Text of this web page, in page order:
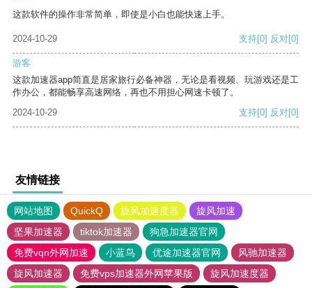
这款软件的操作非常简单，即使是小白也能快速上手。
2024-10-29 支持[0] 反对[0]
游客
这款加速器app简直是居家旅行必备神器，无论是看视频、玩游戏还是工
作办公，都能畅享高速网络，再也不用担心网速卡顿了。
2024-10-29
支持[0] 反对[0]
友情链接
网站地图 QuickQ 旋风加速度器
旋风加速
坚果加速器
tiktok加速器
狗急加速器官网
免费vqn外网加速
小蓝鸟 优途加速器官网
风驰加速器
旋风加速器
免费vps加速器外网苹果版
旋风加速度器